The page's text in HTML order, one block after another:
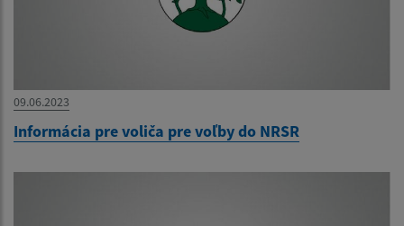
09.06.2023
Informácia pre voliča pre voľby do NRSR